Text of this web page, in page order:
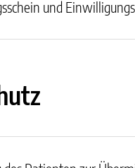
und